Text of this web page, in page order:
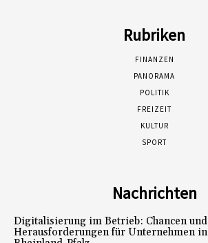
Rubriken
FINANZEN
PANORAMA
POLITIK
FREIZEIT
KULTUR
SPORT
Nachrichten
Digitalisierung im Betrieb: Chancen und
Herausforderungen für Unternehmen in